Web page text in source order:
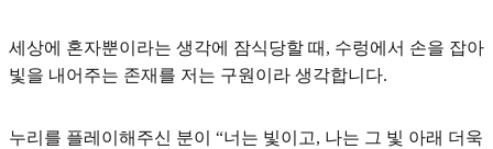
세상에 혼자뿐이라는 생각에 잠식당할 때, 수렁에서 손을 잡아
빛을 내어주는 존재 를 저는 구원이라 생각합니다.
누리를 플레이해주신 분이 “너는 빛이고, 나는 그 빛 아래 더욱